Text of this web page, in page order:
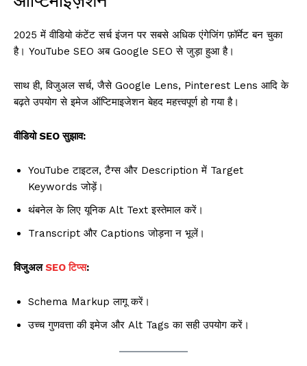
2025 में वीडियो कंटेंट सर्च इंजन पर सबसे अधिक एंगेजिंग फ़ॉर्मेट बन चुका
है। YouTube SEO अब Google SEO से जुड़ा हुआ है।
साथ ही, विजुअल सर्च, जैसे Google Lens, Pinterest Lens आदि के
बढ़ते उपयोग से इमेज ऑप्टिमाइजेशन बेहद महत्त्वपूर्ण हो गया है।
वीडियो SEO सुझाव:
YouTube टाइटल, टैग्स और Description में Target
Keywords जोड़ें।
थंबनेल के लिए यूनिक Alt Text इस्तेमाल करें।
Transcript और Captions जोड़ना न भूलें।
विजुअलSEO टिप्स:
Schema Markup लागू करें।
उच्च गुणवत्ता की इमेज और Alt Tags का सही उपयोग करें।